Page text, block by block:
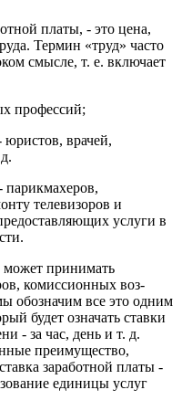
платы, - это цена,
Термин «труд» часто
смысле, т. е. включает
профес­сий;
врачей,
парикмахеров,
телевизоров и
услуги в
может при­нимать
комиссионных воз­
обозначим все это одним
будет означать ставки
- за час, день и т. д.
преимуще­ство,
заработной платы -
единицы услуг